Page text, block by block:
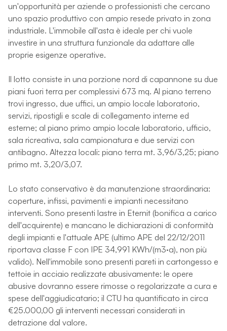
un'opportunità per aziende o professionisti che cercano
uno spazio produttivo con ampio resede privato in zona
industriale. L'immobile all'asta è ideale per chi vuole
investire in una struttura funzionale da adattare alle
proprie esigenze operative.
Il lotto consiste in una porzione nord di capannone su due
piani fuori terra per complessivi 673 mq. Al piano terreno
trovi ingresso, due uffici, un ampio locale laboratorio,
servizi, ripostigli e scale di collegamento interne ed
esterne; al piano primo ampio locale laboratorio, ufficio,
sala ricreativa, sala campionatura e due servizi con
antibagno. Altezza locali: piano terra mt. 3,96/3,25; piano
primo mt. 3,20/3,07.
Lo stato conservativo è da manutenzione straordinaria:
coperture, infissi, pavimenti e impianti necessitano
interventi. Sono presenti lastre in Eternit (bonifica a carico
dell'acquirente) e mancano le dichiarazioni di conformità
degli impianti e l'attuale APE (ultimo APE del 22/12/2011
riportava classe F con IPE 34,991 KWh/(m3·a), non più
valido). Nell'immobile sono presenti pareti in cartongesso e
tettoie in acciaio realizzate abusivamente: le opere
abusive dovranno essere rimosse o regolarizzate a cura e
spese dell'aggiudicatario; il CTU ha quantificato in circa
€25.000,00 gli interventi necessari considerati in
detrazione dal valore.